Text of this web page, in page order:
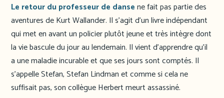
Le retour du professeur de dansene fait pas partie des
aventures de Kurt Wallander. Il s’agit d’un livre indépendant
qui met en avant un policier plutôt jeune et très intègre dont
la vie bascule du jour au lendemain. Il vient d’apprendre qu’il
a une maladie incurable et que ses jours sont comptés. Il
s’appelle Stefan, Stefan Lindman et comme si cela ne
suffisait pas, son collègue Herbert meurt assassiné.